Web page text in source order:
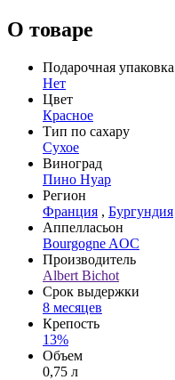
О товаре
Подарочная упаковка
Нет
Цвет
Красное
Тип по сахару
Сухое
Виноград
Пино Нуар
Регион
Франция , Бургундия
Аппелласьон
Bourgogne AOC
Производитель
Albert Bichot
Срок выдержки
8 месяцев
Крепость
13%
Объем
0,75 л